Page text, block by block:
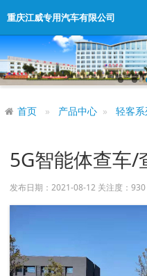
重庆江威专用汽车有限公司
首页 产品中心 轻客系
5G智能体查车/
发布日期：2021-08-12 关注度： 930